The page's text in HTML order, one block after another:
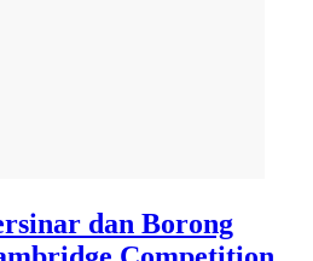
dan Borong